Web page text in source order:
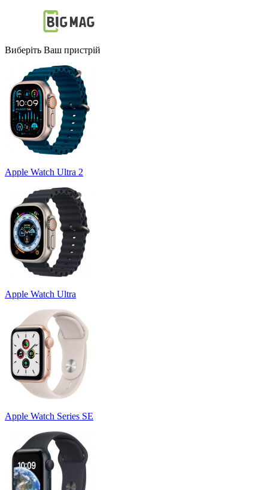
Виберіть Ваш пристрій
Apple Watch Ultra 2
Apple Watch Ultra
Apple Watch Series SE